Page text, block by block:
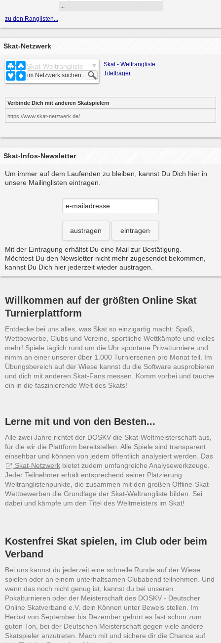
...
zu den Ranglisten...
Skat-Netzwerk
Skat-Weltrangliste
Skat - Weltrangliste
Titelträger
Verbinde Dich mit anderen Skatspielern
https://www.skat-netzwerk.de/
Skat-Infos-Newsletter
Um immer auf dem Laufenden zu bleiben, kannst Du Dich hier in
unsere Mailinglisten eintragen.
austragen eintragen
Mit der Eintragung erhältst Du eine Mail zur Bestätigung.
Möchtest Du den Newsletter nicht mehr zugesendet bekommen,
kannst Du Dich hier jederzeit wieder austragen.
Willkommen auf der größten Online Skat
Turnierplattform
Entdecke bei uns alles, was Skat so einzigartig macht: Spaß,
Wettbewerbe, Clubs und Vereine, sportliche Wettkämpfe und vieles
mehr! Spiele täglich rund um die Uhr spontane Privatturniere und
nimm an einer unserer über 1.000 Turnierserien pro Monat teil. Im
Übungsbereich auf der Wiese kannst du die Software ausprobieren
und dich mit anderen Skat-Fans messen. Komm vorbei und tauche
ein in die faszinierende Welt des Skats!
Lerne mit und von den Besten...
Alle zwei Jahre richtet der DOSKV die Skat-Weltmeisterschaft aus,
für die wir die Plattform bereitstellen. Alle Spiele sind transparent
einsehbar und können von jedem öffentlich analysiert werden. Das
Skat-Netzwerk bietet zudem umfangreiche Analysewerkzeuge.
Jeder Teilnehmer erhält entsprechend seiner Platzierung
Weltranglistenpunkte, die zusammen mit den großen Offline-Skat-
Wettbewerben die Grundlage der Skat-Weltrangliste bilden. Sei
dabei und kämpfe um den Titel des Weltmeisters im Skat!
Kostenfrei Skat spielen, im Club oder beim
Verband
Bei uns kannst du jederzeit eine schnelle Runde auf der Wiese
spielen oder an einem unterhaltsamen Clubabend teilnehmen. Und
wenn das noch nicht genug ist, kannst du bei unseren
Pokalturnieren oder der Meisterschaft des DOSKV - Deutscher
Online Skatverband e.V. dein Können unter Beweis stellen. Im
Herbst von September bis Dezember gehört es fast schon zum
guten Ton, bei der Deutschen Meisterschaft gegen viele andere
Skatspieler anzutreten. Mach mit und sichere dir die Chance auf